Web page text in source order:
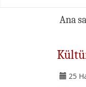
Ana
25